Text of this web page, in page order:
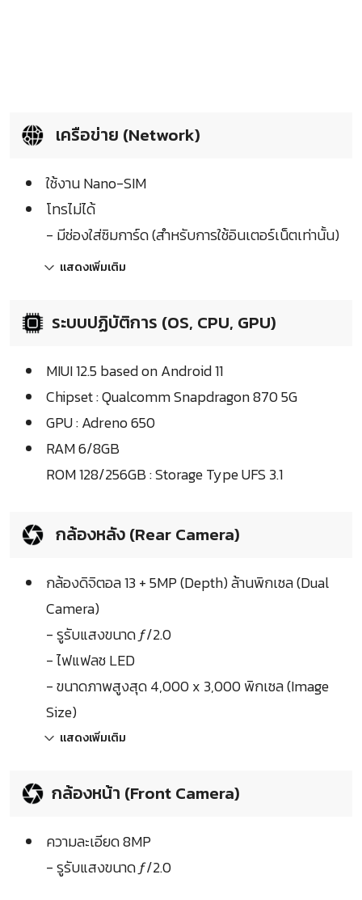
เครือข่าย (Network)
ใช้งาน Nano-SIM
โทรไม่ได้
- มีช่องใส่ซิมการ์ด (สำหรับการใช้อินเตอร์เน็ตเท่านั้น)
แสดงเพิ่มเติม
ระบบปฏิบัติการ (OS, CPU, GPU)
MIUI 12.5 based on Android 11
Chipset : Qualcomm Snapdragon 870 5G
GPU : Adreno 650
RAM 6/8GB
ROM 128/256GB : Storage Type UFS 3.1
กล้องหลัง (Rear Camera)
กล้องดิจิตอล 13 + 5MP (Depth) ล้านพิกเซล (Dual
Camera)
- รูรับแสงขนาด ƒ/2.0
- ไฟแฟลช LED
- ขนาดภาพสูงสุด 4,000 x 3,000 พิกเซล (Image
Size)
แสดงเพิ่มเติม
กล้องหน้า (Front Camera)
ความละเอียด 8MP
- รูรับแสงขนาด ƒ/2.0